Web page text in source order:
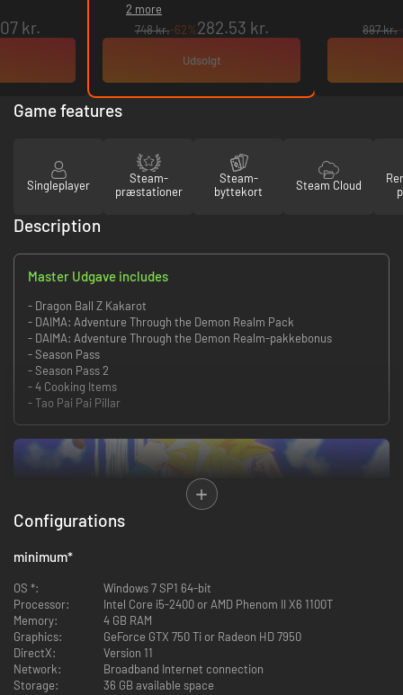
kr.
2 more
748 kr.-62%282.53 kr.
Udsolgt
897 kr.
Game features
Singleplayer
Steam-
præstationer
Steam-
byttekort
Steam Cloud
Description
Master Udgave includes
- Dragon Ball Z Kakarot
- DAIMA: Adventure Through the Demon Realm Pack
- DAIMA: Adventure Through the Demon Realm-pakkebonus
- Season Pass
- Season Pass 2
- 4 Cooking Items
- Tao Pai Pai Pillar
• Oplev historien om DRAGON BALL Z fra episke begivenheder til mere
muntre side-missioner, inklusive aldrig før sete historiske øjeblikke, der
besvarer nogle af de brændende spørgsmål i DRAGON BALL-
overleveringen for første gang!
Configurations
minimum*
OS *:
Windows 7 SP1 64-bit
Processor:
Intel Core i5-2400 or AMD Phenom II X6 1100T
Memory:
4 GB RAM
Graphics:
GeForce GTX 750 Ti or Radeon HD 7950
DirectX:
Version 11
Network:
Broadband Internet connection
Storage:
36 GB available space